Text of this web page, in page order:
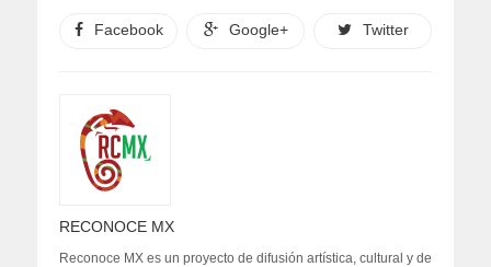
Facebook Google+ Twitter
RECONOCE MX
Reconoce MX es un proyecto de difusión artística, cultural y de